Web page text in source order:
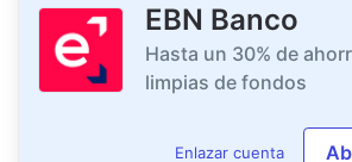
EBN Banco
Hasta un 30% de
limpias de fondos
Enlazar cuenta